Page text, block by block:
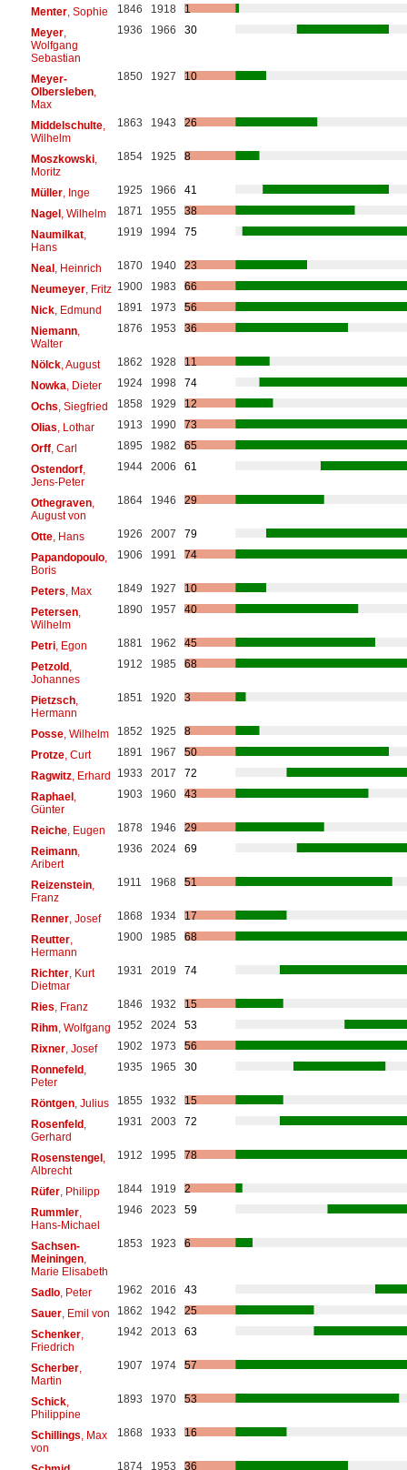
Menter, Sophie 1846 1918
1
Meyer,
Wolfgang
Sebastian
1936 1966 30
Meyer-
Olbersleben,
Max
1850 1927 10
Middelschulte,
Wilhelm
1863 1943 26
Moszkowski,
Moritz
1854 1925 8
Müller, Inge 1925 1966
41
Nagel, Wilhelm 1871 1955
38
Naumilkat,
Hans
1919 1994 75
Neal, Heinrich 1870 1940
23
Neumeyer, Fritz 1900 1983
66
Nick, Edmund 1891 1973
56
Niemann,
Walter
1876 1953 36
Nölck, August 1862 1928
11
Nowka , Dieter 1924 1998
74
Ochs , Siegfried 1858 1929
12
Olias , Lothar 1913 1990
73
Orff, Carl 1895 1982
65
Ostendorf,
Jens-Peter
1944 2006 61
Othegraven,
August von
1864 1946 29
Otte, Hans 1926 2007
79
Papandopoulo,
Boris
1906 1991 74
Peters , Max 1849 1927
10
Petersen,
Wilhelm
1890 1957 40
Petri, Egon 1881 1962
45
Petzold,
Johannes
1912 1985 68
Pietzsch,
Hermann
1851 1920 3
Posse, Wilhelm 1852 1925
8
Protze, Curt 1891 1967
50
Ragwitz, Erhard 1933 2017
72
Raphael,
Günter
1903 1960 43
Reiche, Eugen 1878 1946
29
Reimann,
Aribert
1936 2024 69
Reizenstein,
Franz
1911 1968 51
Renner, Josef 1868 1934
17
Reutter,
Hermann
1900 1985 68
Richter, Kurt
Dietmar
1931 2019 74
Ries , Franz 1846 1932
15
Rihm , Wolfgang 1952 2024
53
Rixner, Josef 1902 1973
56
Ronnefeld,
Peter
1935 1965 30
Röntgen, Julius 1855 1932
15
Rosenfeld,
Gerhard
1931 2003 72
Rosenstengel,
Albrecht
1912 1995 78
Rüfer, Philipp 1844 1919
2
Rummler,
Hans-Michael
1946 2023 59
Sachsen-
Meiningen,
Marie Elisabeth
1853 1923 6
Sadlo, Peter 1962 2016
43
Sauer, Emil von 1862 1942
25
Schenker,
Friedrich
1942 2013 63
Scherber,
Martin
1907 1974 57
Schick,
Philippine
1893 1970 53
Schillings , Max
von
1868 1933 16
1874 1953 36